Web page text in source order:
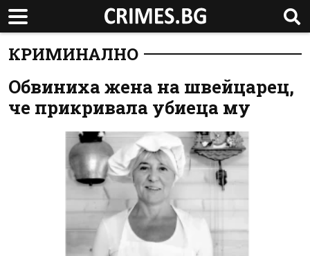
КРИМИНАЛНО
Обвиниха жена на швейцарец,
че прикривала убиеца му